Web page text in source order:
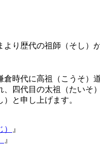
より歴代の祖師（そし）
倉時代に高祖（こうそ）
、四代目の太祖（たいそ
と申し上げます。
』
』